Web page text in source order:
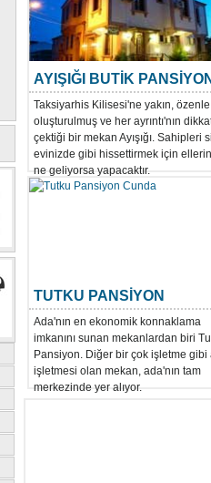
AYIŞIĞI BUTİK
Taksiyarhis Kilisesi'ne yakın, özenle
oluşturulmuş ve her ayrıntı'nın
çektiği bir mekan Ayışığı. Sahipleri
evinizde gibi hissettirmek için
ne geliyorsa yapacaktır.
TUTKU PANSİYON
Ada'nın en ekonomik konnaklama
imkanını sunan mekanlardan biri
Pansiyon. Diğer bir çok işletme gibi
işletmesi olan mekan, ada'nın tam
merkezinde yer alıyor.